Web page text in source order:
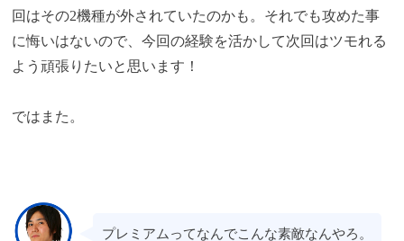
回はその2機種が外されていたのかも。それでも攻めた事
に悔いはないので、今回の経験を活かして次回はツモれる
よう頑張りたいと思います！
ではまた。
プレミアムってなんでこんな素敵なんやろ。